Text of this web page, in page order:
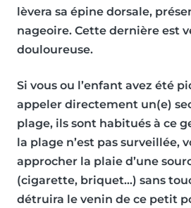
lèvera sa épine dorsale,
nageoire. Cette dernière est
douloureuse.
Si vous ou l’enfant avez été
appeler directement un(e)
plage, ils sont habitués à ce
la plage n’est pas surveillée,
approcher la plaie d’une
(cigarette, briquet…) sans
détruira le venin de ce petit